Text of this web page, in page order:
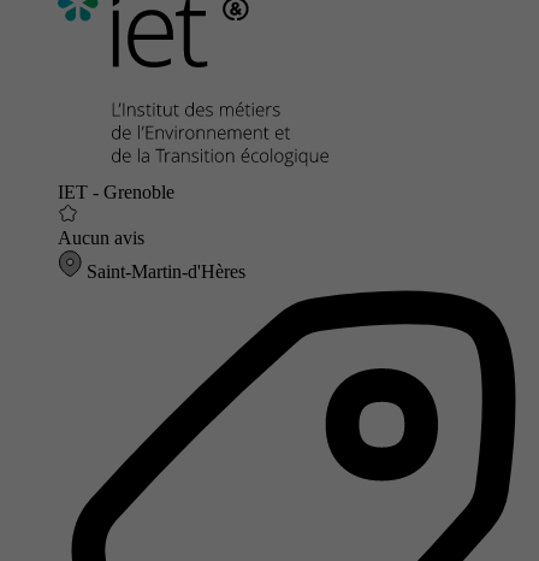
IET - Grenoble
Aucun avis
Saint-Martin-d'Hères